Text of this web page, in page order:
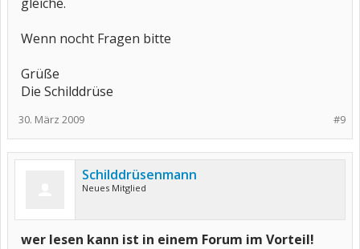
Wenn nocht Fragen bitte
Grüße
Die Schilddrüse
#9
30. März 2009
Schilddrüsenmann
Neues Mitglied
wer lesen kann ist in einem Forum im Vorteil!